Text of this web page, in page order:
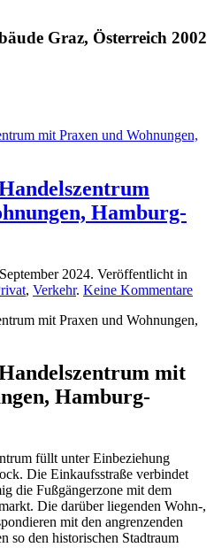
Graz, Österreich 2002
Hamburg-
2024. Veröffentlicht in
, Verkehr. Keine Kommentarezu
mit
Hamburg-
füllt unter Einbeziehung
Die Einkaufsstraße verbindet
die Fußgängerzone mit dem
Die darüber liegenden Wohn-,
mit den angrenzenden
so den historischen Stadtraum